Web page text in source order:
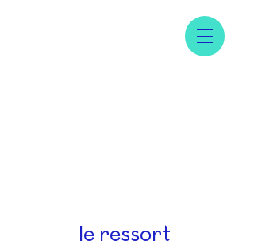
le ressort